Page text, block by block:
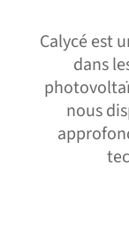
Calycé est
dans
nous